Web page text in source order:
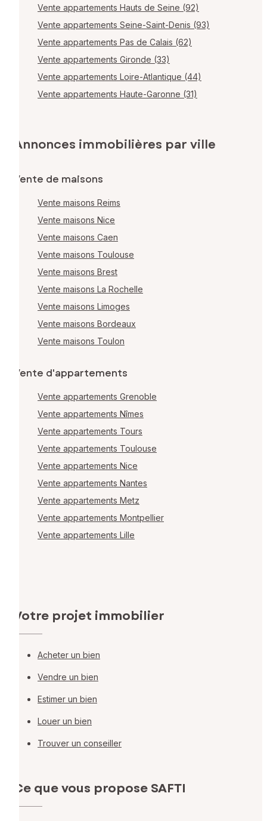
Vente appartements Hauts de Seine (92)
Vente appartements Seine-Saint-Denis (93)
Vente appartements Pas de Calais (62)
Vente appartements Gironde (33)
Vente appartements Loire-Atlantique (44)
Vente appartements Haute-Garonne (31)
Annonces immobilières par ville
Vente de maisons
Vente maisons Reims
Vente maisons Nice
Vente maisons Caen
Vente maisons Toulouse
Vente maisons Brest
Vente maisons La Rochelle
Vente maisons Limoges
Vente maisons Bordeaux
Vente maisons Toulon
Vente d'appartements
Vente appartements Grenoble
Vente appartements Nîmes
Vente appartements Tours
Vente appartements Toulouse
Vente appartements Nice
Vente appartements Nantes
Vente appartements Metz
Vente appartements Montpellier
Vente appartements Lille
Votre projet immobilier
Acheter un bien
Vendre un bien
Estimer un bien
Louer un bien
Trouver un conseiller
Ce que vous propose SAFTI